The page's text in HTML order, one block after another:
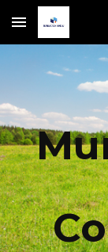
Skip to main